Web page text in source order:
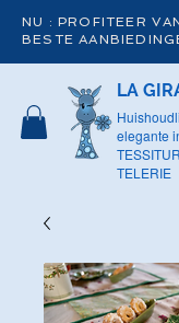
NU : PROFITEER
BESTE
LA
elegante
TELERIE